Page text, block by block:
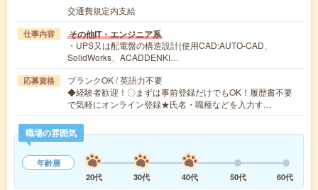
交通費規定内支給
仕事内容 その他IT・エンジニア系
・UPS又は配電盤の構造設計(使用CAD:AUTO-CAD、
SolidWorks、ACADDENKI…
応募資格
ブランクOK / 英語力不要
◆経験者歓迎！〇まずは事前登録だけでもOK！履歴書不要
で気軽にオンライン登録★氏名・職種などを入力す…
職場の雰囲気
年齢層
20代
30代 40代 50代 60代